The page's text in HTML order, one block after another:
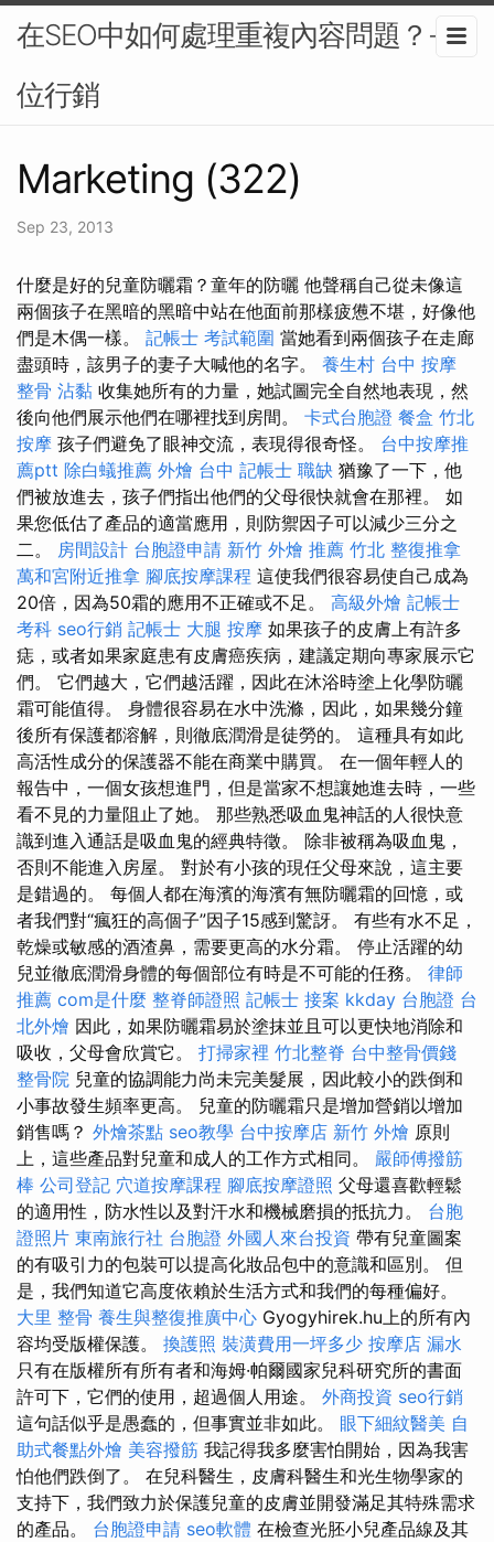
在SEO中如何處理重複內容問題？-數
位行銷
Marketing (322)
Sep 23, 2013
什麼是好的兒童防曬霜？童年的防曬 他聲稱自己從未像這
兩個孩子在黑暗的黑暗中站在他面前那樣疲憊不堪，好像他
們是木偶一樣。 記帳士 考試範圍 當她看到兩個孩子在走廊
盡頭時，該男子的妻子大喊他的名字。 養生村 台中 按摩
整骨 沾黏 收集她所有的力量，她試圖完全自然地表現，然
後向他們展示他們在哪裡找到房間。 卡式台胞證 餐盒 竹北
按摩 孩子們避免了眼神交流，表現得很奇怪。 台中按摩推
薦ptt 除白蟻推薦 外燴 台中 記帳士 職缺 猶豫了一下，他
們被放進去，孩子們指出他們的父母很快就會在那裡。 如
果您低估了產品的適當應用，則防禦因子可以減少三分之
二。 房間設計 台胞證申請 新竹 外燴 推薦 竹北 整復推拿
萬和宮附近推拿 腳底按摩課程 這使我們很容易使自己成為
20倍，因為50霜的應用不正確或不足。 高級外燴 記帳士
考科 seo行銷 記帳士 大腿 按摩 如果孩子的皮膚上有許多
痣，或者如果家庭患有皮膚癌疾病，建議定期向專家展示它
們。 它們越大，它們越活躍，因此在沐浴時塗上化學防曬
霜可能值得。 身體很容易在水中洗滌，因此，如果幾分鐘
後所有保護都溶解，則徹底潤滑是徒勞的。 這種具有如此
高活性成分的保護器不能在商業中購買。 在一個年輕人的
報告中，一個女孩想進門，但是當家不想讓她進去時，一些
看不見的力量阻止了她。 那些熟悉吸血鬼神話的人很快意
識到進入通話是吸血鬼的經典特徵。 除非被稱為吸血鬼，
否則不能進入房屋。 對於有小孩的現任父母來說，這主要
是錯過的。 每個人都在海濱的海濱有無防曬霜的回憶，或
者我們對“瘋狂的高個子”因子15感到驚訝。 有些有水不足，
乾燥或敏感的酒渣鼻，需要更高的水分霜。 停止活躍的幼
兒並徹底潤滑身體的每個部位有時是不可能的任務。 律師
推薦 com是什麼 整脊師證照 記帳士 接案 kkday 台胞證 台
北外燴 因此，如果防曬霜易於塗抹並且可以更快地消除和
吸收，父母會欣賞它。 打掃家裡 竹北整脊 台中整骨價錢
整骨院 兒童的協調能力尚未完美髮展，因此較小的跌倒和
小事故發生頻率更高。 兒童的防曬霜只是增加營銷以增加
銷售嗎？ 外燴茶點 seo教學 台中按摩店 新竹 外燴 原則
上，這些產品對兒童和成人的工作方式相同。 嚴師傅撥筋
棒 公司登記 穴道按摩課程 腳底按摩證照 父母還喜歡輕鬆
的適用性，防水性以及對汗水和機械磨損的抵抗力。 台胞
證照片 東南旅行社 台胞證 外國人來台投資 帶有兒童圖案
的有吸引力的包裝可以提高化妝品包中的意識和區別。 但
是，我們知道它高度依賴於生活方式和我們的每種偏好。
大里 整骨 養生與整復推廣中心 Gyogyhirek.hu上的所有內
容均受版權保護。 換護照 裝潢費用一坪多少 按摩店 漏水
只有在版權所有所有者和海姆·帕爾國家兒科研究所的書面
許可下，它們的使用，超過個人用途。 外商投資 seo行銷
這句話似乎是愚蠢的，但事實並非如此。 眼下細紋醫美 自
助式餐點外燴 美容撥筋 我記得我多麼害怕開始，因為我害
怕他們跌倒了。 在兒科醫生，皮膚科醫生和光生物學家的
支持下，我們致力於保護兒童的皮膚並開發滿足其特殊需求
的產品。 台胞證申請 seo軟體 在檢查光胚小兒產品線及其